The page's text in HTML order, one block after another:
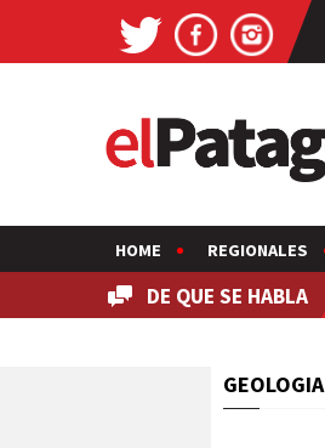
HOME REGIONALES
DE QUE SE HABLA
GEOLOGIA